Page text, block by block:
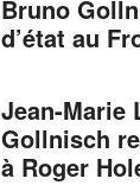
Bruno
d’état au
Jean-Marie
Gollnisch
à Roger